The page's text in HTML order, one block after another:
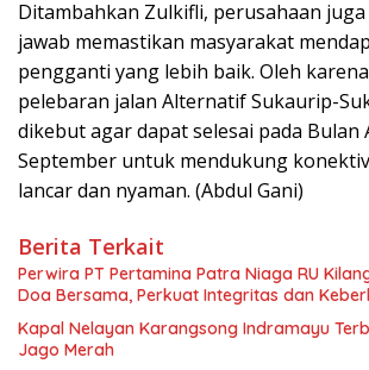
Ditambahkan Zulkifli, perusahaan
jawab memastikan masyarakat
pengganti yang lebih baik. Oleh
pelebaran jalan Alternatif Sukaurip-
dikebut agar dapat selesai pada Bulan
September untuk mendukung
lancar dan nyaman. (Abdul Gani)
Berita Terkait
Perwira PT Pertamina Patra Niaga RU
Doa Bersama, Perkuat Integritas dan
Kapal Nelayan Karangsong Indramayu
Jago Merah